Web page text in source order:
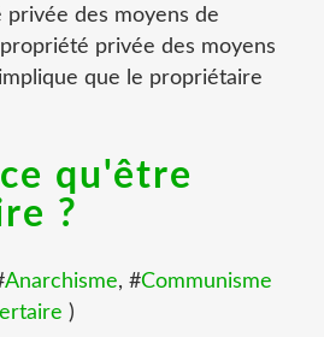
des moyens de
privée des moyens
que le propriétaire
qu'être
?
Anarchisme, #Communisme
)